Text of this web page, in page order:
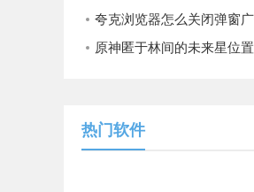
夸克浏览器怎么关闭弹窗
原神匿于林间的未来星位置
热门软件